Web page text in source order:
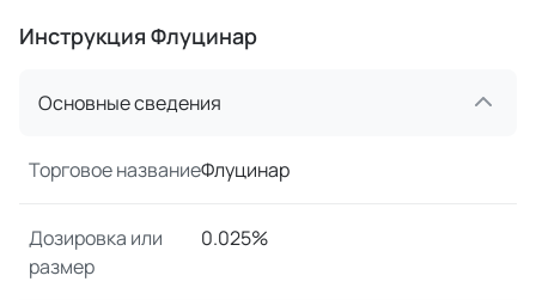
Инструкция Флуцинар
Основные сведения
Торговое названиеФлуцинар
Дозировка или
размер
0.025%